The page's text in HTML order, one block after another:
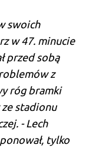
swoich
w 47. mi­nucie
przed sobą
z
róg bramki
sta­dionu
- Lech
tylko